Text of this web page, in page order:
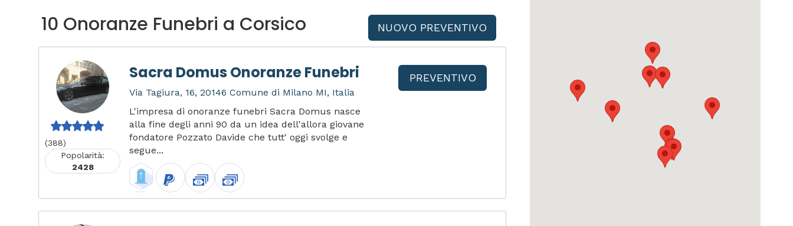
10 Onoranze Funebri a Corsico
NUOVO PREVENTIVO
(388)
Popolarità:
2428
Sacra Domus Onoranze Funebri
Via Tagiura, 16, 20146 Comune di Milano MI, Italia
L'impresa di onoranze funebri Sacra Domus nasce
alla fine degli anni 90 da un idea dell'allora giovane
fondatore Pozzato Davide che tutt' oggi svolge e
segue...
PREVENTIVO